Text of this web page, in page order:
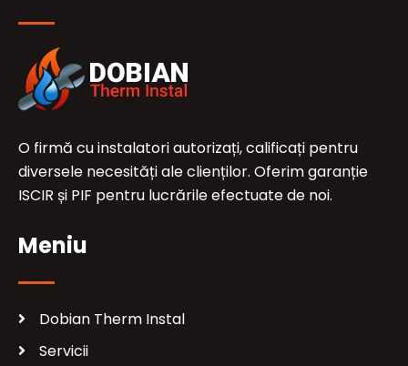
O firmă cu instalatori autorizați, calificați pentru
diversele necesități ale clienților. Oferim garanție
ISCIR și PIF pentru lucrările efectuate de noi.
Meniu
Dobian Therm Instal
Servicii